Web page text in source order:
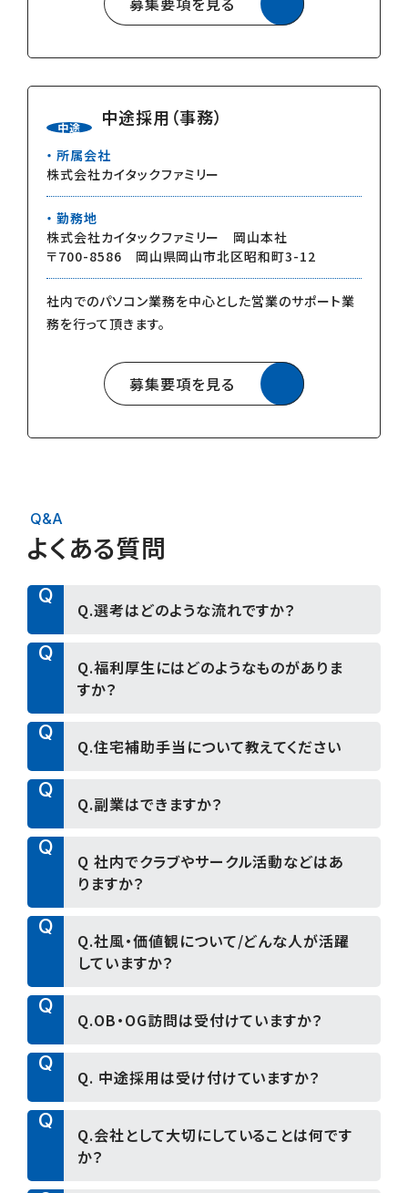
中途 中途採用（事務）
所属会社
株式会社カイタックファミリー
勤務地
株式会社カイタックファミリー 岡山本社
〒700-8586 岡山県岡山市北区昭和町3-12
社内でのパソコン業務を中心とした営業のサポート業
務を行って頂きます。
募集要項を見る
Q&A
よくある質問
Q
Q.選考はどのような流れですか？
A
2027年3月卒業予定の方の選考フローは下記を
予定しております。
→ 内定
※選考フローは職種・時期により変更となる場合
す。
Q
Q.福利厚生にはどのようなものがありま
すか？
A
A.一例として、社員持株会、社内預金、従業員割引
安心して働ける職場環境づくりの一環として、福
Q
Q.住宅補助手当について教えてください
A
A.新卒採用では、当社規定の条件を満たした場
Q
Q.副業はできますか？
A
A.副業は不可となっております。
Q
Q 社内でクラブやサークル活動などはあ
りますか？
A
A.当社では様々な有志での活動が行われており、
こうした活動を通して社員同士の親睦を深め、ア
ルフ・野球・サウナなどがあります。その他、社内ワ
ークショップ制度もあります。
Q
Q.社風・価値観について/どんな人が活躍
していますか？
A
こちらについては、News 投稿にて参考記事を紹
就活DASH！企業パネルディスカッション「当社の
Q
Q.OB・OG訪問は受付けていますか？
A
A.個別でのご訪問は受付けていません。
Q
Q. 中途採用は受け付けていますか？
A
A. 中途採用に関しましては、各求人媒体に掲載し
ておりますので、そちらをご確認ください。
Q
Q.会社として大切にしていることは何です
か？